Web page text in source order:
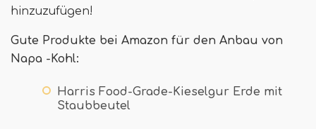
hinzuzufügen!
Gute Produkte bei Amazon für den Anbau von
Napa -Kohl:
Harris Food-Grade-Kieselgur Erde mit
Staubbeutel